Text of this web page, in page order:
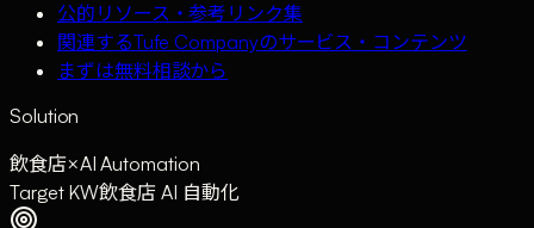
公的リソース・参考リンク集
関連するTufe Companyのサービス・コンテンツ
まずは無料相談から
Solution
飲食店×AI Automation
Target KW飲食店 AI 自動化